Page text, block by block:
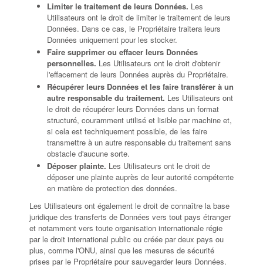
Limiter le traitement de leurs Données. Les
Utilisateurs ont le droit de limiter le traitement de leurs
Données. Dans ce cas, le Propriétaire traitera leurs
Données uniquement pour les stocker.
Faire supprimer ou effacer leurs Données
personnelles. Les Utilisateurs ont le droit d'obtenir
l'effacement de leurs Données auprès du Propriétaire.
Récupérer leurs Données et les faire transférer à un
autre responsable du traitement. Les Utilisateurs ont
le droit de récupérer leurs Données dans un format
structuré, couramment utilisé et lisible par machine et,
si cela est techniquement possible, de les faire
transmettre à un autre responsable du traitement sans
obstacle d'aucune sorte.
Déposer plainte. Les Utilisateurs ont le droit de
déposer une plainte auprès de leur autorité compétente
en matière de protection des données.
Les Utilisateurs ont également le droit de connaître la base
juridique des transferts de Données vers tout pays étranger
et notamment vers toute organisation internationale régie
par le droit international public ou créée par deux pays ou
plus, comme l'ONU, ainsi que les mesures de sécurité
prises par le Propriétaire pour sauvegarder leurs Données.